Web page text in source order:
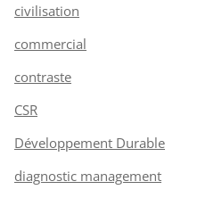
civilisation
commercial
contraste
CSR
Développement Durable
diagnostic management